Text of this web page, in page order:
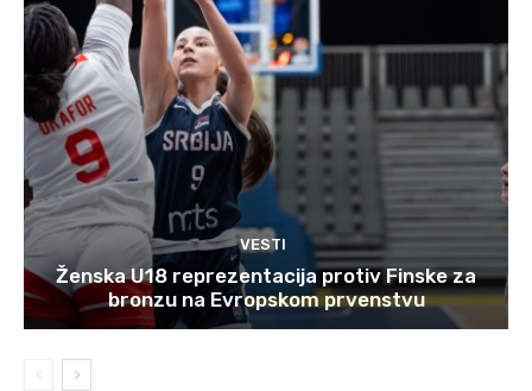
VESTI
Ženska U18 reprezentacija protiv Finske za
bronzu na Evropskom prvenstvu